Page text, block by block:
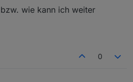
node_16.x
oss/deb
oss/deb
lists... Done
wie kann ich weiter
0